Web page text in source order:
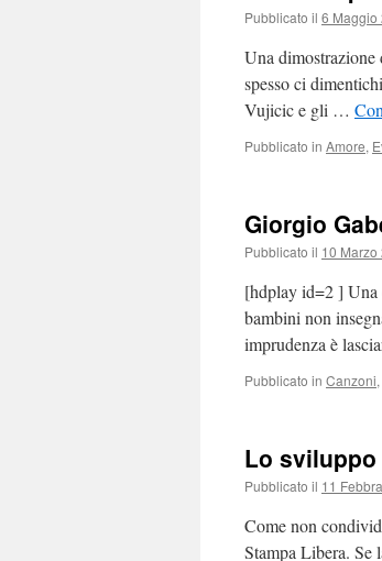
Pubblicato il 6 Maggio
Una dimostrazione
spesso ci
Vujicic e gli …
Pubblicato in Amore,
Giorgio
Pubblicato il 10 Marzo
[hdplay id=2 ] Una
bambini non
imprudenza è
Pubblicato in Canzoni,
Lo sviluppo
Pubblicato il 11
Come non
Stampa Libera. Se